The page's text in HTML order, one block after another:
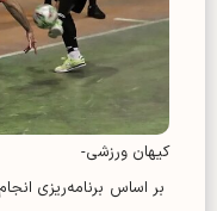
کیهان ورزشی-
بر اساس برنامه‌ریزی